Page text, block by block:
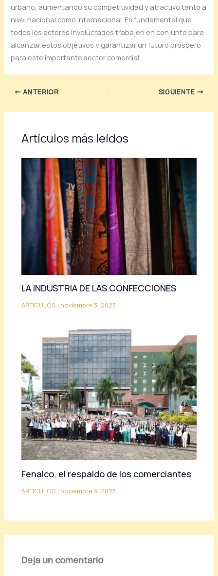
urbano, aumentando su competitividad y atractivo tanto a
nivel nacional como internacional. Es fundamental que
todos los actores involucrados trabajen en conjunto para
alcanzar estos objetivos y garantizar un futuro próspero
para este importante sector comercial.
ANTERIOR SIGUIENTE
Artículos más leídos
LA INDUSTRIA DE LAS CONFECCIONES
ARTICULOS | noviembre 3, 2023
Fenalco, el respaldo de los comerciantes
ARTICULOS | noviembre 3, 2023
Deja un comentario